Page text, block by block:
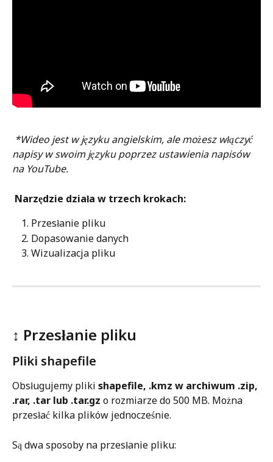
*Wideo jest w języku angielskim, ale możesz włączyć
napisy w swoim języku poprzez ustawienia napisów
na YouTube.
Narzędzie działa w trzech krokach:
Przesłanie pliku
Dopasowanie danych
Wizualizacja pliku
↕️ Przesłanie pliku
Pliki shapefile
Obsługujemy pliki shapefile, .kmz w archiwum .zip,
.rar, .tar lub .tar.gz o rozmiarze do 500 MB. Można
przesłać kilka plików jednocześnie.
Są dwa sposoby na przesłanie pliku: